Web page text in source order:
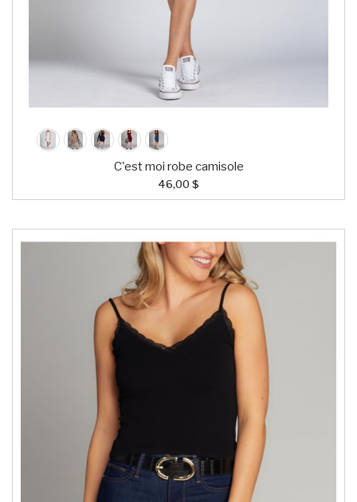
C'est moi robe camisole
46,00 $